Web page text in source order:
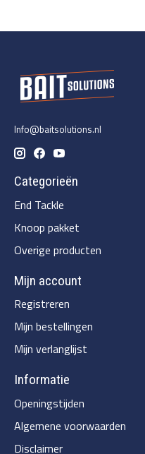
Info@baitsolutions.nl
Categorieën
End Tackle
Knoop pakket
Overige producten
Mijn account
Registreren
Mijn bestellingen
Mijn verlanglijst
Informatie
Openingstijden
Algemene voorwaarden
Disclaimer